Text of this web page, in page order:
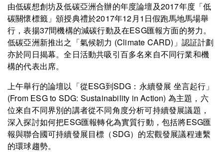
由低碳想創坊及低碳亞洲合辦的年度論壇及2017年度「低
碳關懷標籤」頒授典禮於2017年12月1日假跑馬地馬場舉
行，表揚37間機構的減碳行動及在ESG匯報方面的努力。
低碳亞洲新推出之「氣候韌力 (Climate CARD)」認証計劃
亦於同日揭幕。全日活動共吸引百多名來自不同行業和機
構的代表出席。
上午舉行的論壇以「從ESG到SDG：永續發展 坐言起行」
(From ESG to SDG: Sustainability in Action) 為主題，六
位來自不同界別的講者從不同角度分析可持續發展議題，
深入探討如何把ESG匯報轉化為實質行動，包括將ESG匯
報與聯合國可持續發展目標（SDG）的宏觀發展議程連繫
的環球趨勢。